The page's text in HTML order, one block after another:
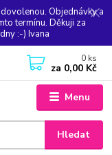
Objednávky a
termínu. Děkuji za
:-) Ivana
Menu
Hledat
0 ks
za 0,00 Kč